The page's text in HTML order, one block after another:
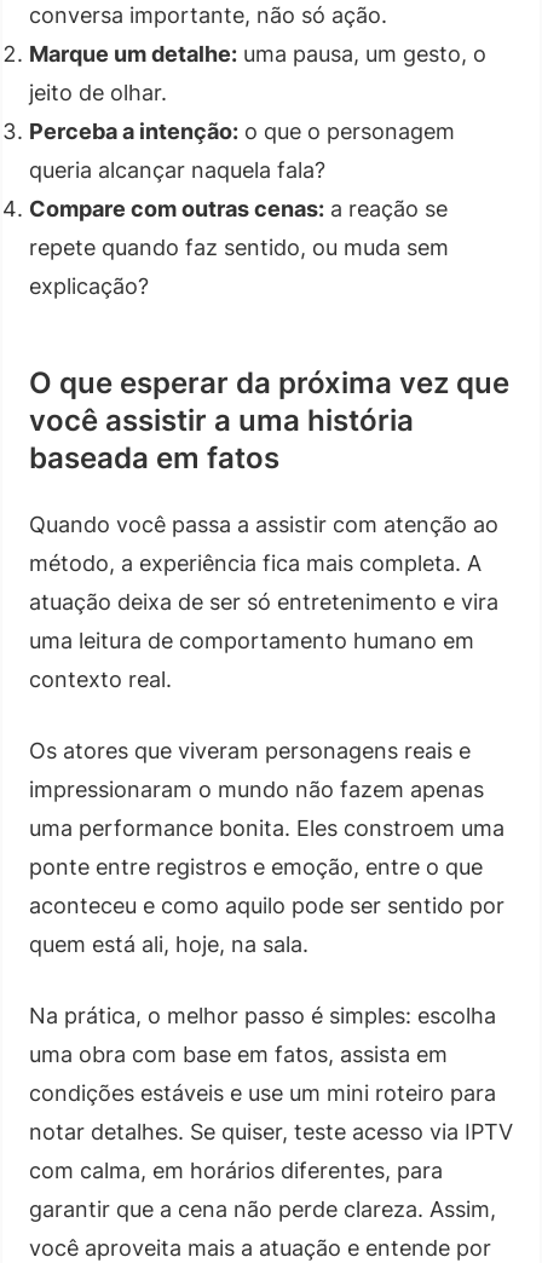
conversa importante, não só ação.
Marque um detalhe: uma pausa, um gesto, o
jeito de olhar.
Perceba a intenção: o que o personagem
queria alcançar naquela fala?
Compare com outras cenas: a reação se
repete quando faz sentido, ou muda sem
explicação?
O que esperar da próxima vez que
você assistir a uma história
baseada em fatos
Quando você passa a assistir com atenção ao
método, a experiência fica mais completa. A
atuação deixa de ser só entretenimento e vira
uma leitura de comportamento humano em
contexto real.
Os atores que viveram personagens reais e
impressionaram o mundo não fazem apenas
uma performance bonita. Eles constroem uma
ponte entre registros e emoção, entre o que
aconteceu e como aquilo pode ser sentido por
quem está ali, hoje, na sala.
Na prática, o melhor passo é simples: escolha
uma obra com base em fatos, assista em
condições estáveis e use um mini roteiro para
notar detalhes. Se quiser, teste acesso via IPTV
com calma, em horários diferentes, para
garantir que a cena não perde clareza. Assim,
você aproveita mais a atuação e entende por